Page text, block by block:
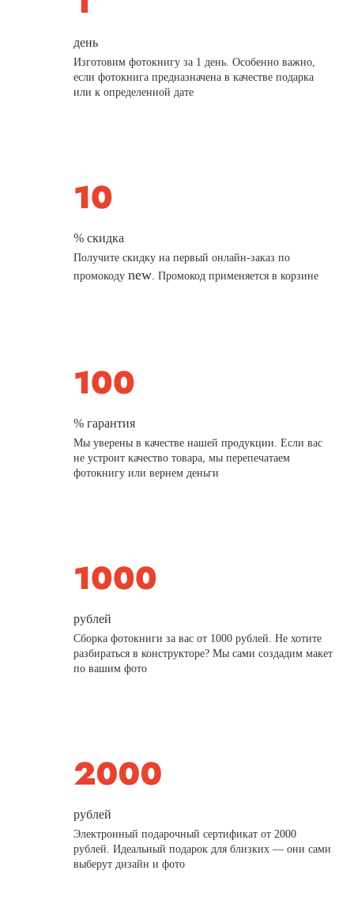
день
Изготовим фотокнигу за 1 день. Особенно важно,
если фотокнига предназначена в качестве подарка
или к определенной дате
% скидка
Получите скидку на первый онлайн-заказ по
промокодуnew. Промокод применяется в корзине
% гарантия
Мы уверены в качестве нашей продукции. Если вас
не устроит качество товара, мы перепечатаем
фотокнигу или вернем деньги
рублей
Сборка фотокниги за вас от 1000 рублей. Не хотите
разбираться в конструкторе? Мы сами создадим макет
по вашим фото
рублей
Электронный подарочный сертификат от 2000
рублей. Идеальный подарок для близких — они сами
выберут дизайн и фото